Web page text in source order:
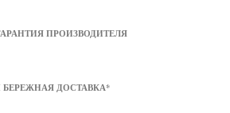
ПРОИЗВОДИТЕЛЯ
ДОСТАВКА*